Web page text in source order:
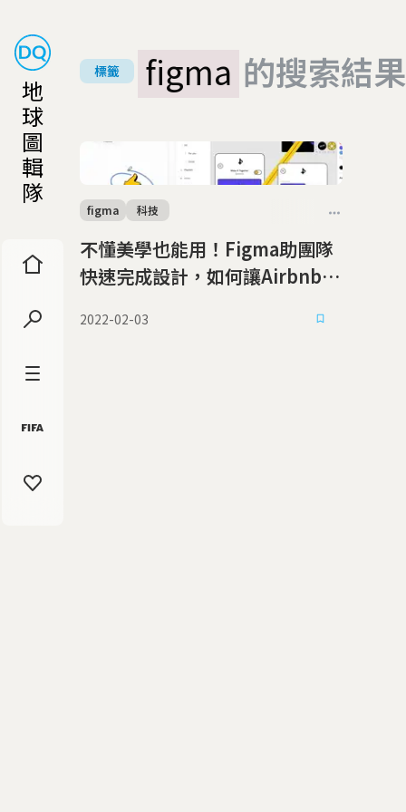
地
球
圖
輯
隊
標籤 figma 的搜索結果
不懂美學也能用！Figma助團隊
快速完成設計，如何讓Airbnb、
figma 科技
2022-02-03